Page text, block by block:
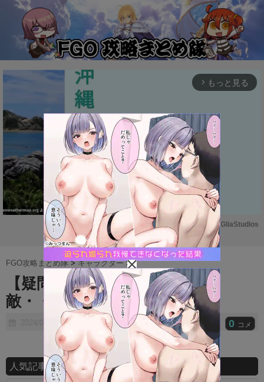
arrow_forward_ios もっと見る
M
u
t
Powered by GliaStudios
FGO攻略まとめ隊 >キャラクター >
【疑問】私にとって最大の
敵・・・・？
2024/04/16 0 コメ
人気記事ランキング